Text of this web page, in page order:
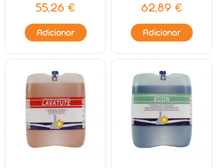
55,26 €
Adicionar
62,89 €
Adicionar